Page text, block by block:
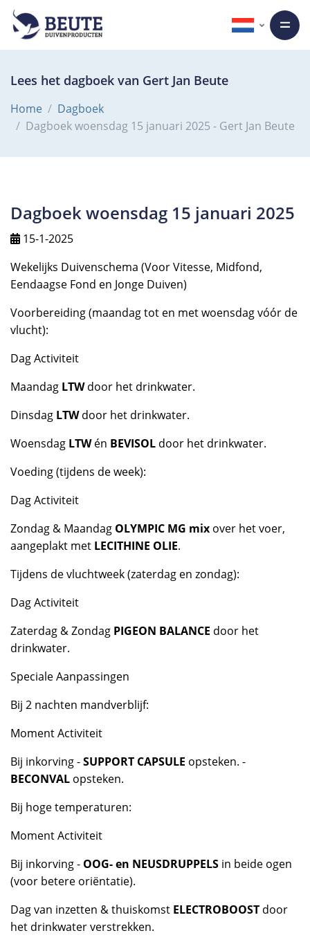
Lees het dagboek van Gert Jan Beute
Home
Dagboek
Dagboek woensdag 15 januari 2025 - Gert Jan Beute
Dagboek woensdag 15 januari 2025
15-1-2025
Wekelijks Duivenschema (Voor Vitesse, Midfond,
Eendaagse Fond en Jonge Duiven)
Voorbereiding (maandag tot en met woensdag vóór de
vlucht):
Dag Activiteit
Maandag LTWdoor het drinkwater.
Dinsdag LTWdoor het drinkwater.
Woensdag LTWén BEVISOL door het drinkwater.
Voeding (tijdens de week):
Dag Activiteit
Zondag & Maandag OLYMPIC MG mix over het voer,
aangeplakt met LECITHINE OLIE.
Tijdens de vluchtweek (zaterdag en zondag):
Dag Activiteit
Zaterdag & Zondag PIGEON BALANCE door het
drinkwater.
Speciale Aanpassingen
Bij 2 nachten mandverblijf:
Moment Activiteit
Bij inkorving -SUPPORT CAPSULE opsteken. -
BECONVAL opsteken.
Bij hoge temperaturen:
Moment Activiteit
Bij inkorving - OOG- en NEUSDRUPPELS in beide ogen
(voor betere oriëntatie).
Dag van inzetten & thuiskomst ELECTROBOOST door
het drinkwater verstrekken.